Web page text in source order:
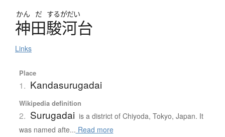
かん だ するがだい
神田駿河台
Links
Place
1. Kandasurugadai
Wikipedia definition
2. Surugadai is a district of Chiyoda, Tokyo, Japan. It
was named afte... Read more